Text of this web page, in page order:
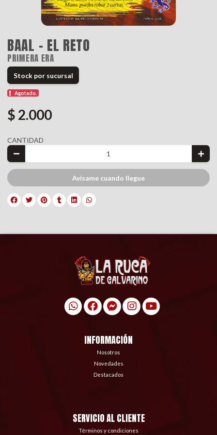
BAAL - EL RETO
PRIMERA ERA
Stock por sucursal
Agotado.
$ 2.000
CANTIDAD
Avísame cuando llegue
INFORMACIÓN
Nosotros
Novedades
Destacados
SERVICIO AL CLIENTE
Términos y condiciones